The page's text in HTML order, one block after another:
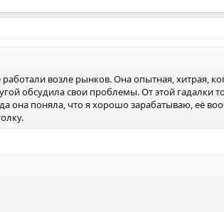
возле рынков. Она опытная, хитрая,
обсудила свои проблемы. От этой гадалки
она поняла, что я хорошо зарабатываю, её